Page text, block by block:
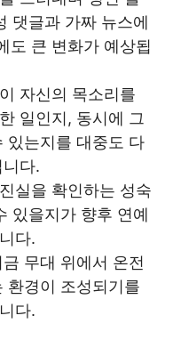
댓글과 가짜 뉴스에
도 큰 변화가 예상됩
자신의 목소리를
일인지, 동시에 그
있는지를 대중도 다
다.
실을 확인하는 성숙
있을지가 향후 연예
다.
무대 위에서 온전
환경이 조성되기를
다.